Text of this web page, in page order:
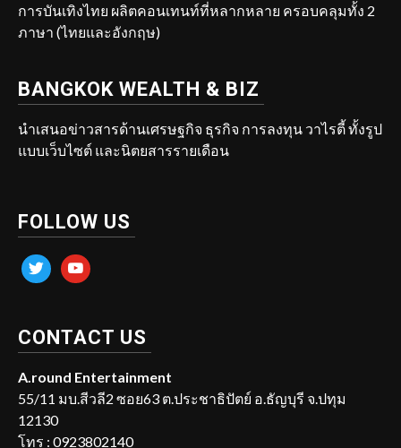
การบันเทิงไทย ผลิตคอนเทนท์ที่หลากหลาย ครอบคลุมทั้ง 2
ภาษา (ไทยและอังกฤษ)
BANGKOK WEALTH & BIZ
นำเสนอข่าวสารด้านเศรษฐกิจ ธุรกิจ การลงทุน วาไรตี้ ทั้งรูป
แบบเว็บไซต์ และนิตยสารรายเดือน
FOLLOW US
twitter youtube
CONTACT US
A.round Entertainment
55/11 มบ.สีวลี2 ซอย63 ต.ประชาธิปัตย์ อ.ธัญบุรี จ.ปทุม
12130
โทร : 0923802140